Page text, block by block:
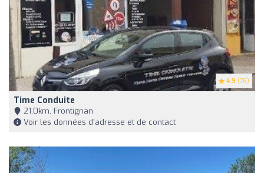
4.9 (76)
Time Conduite
21,0km, Frontignan
Voir les données d'adresse et de contact